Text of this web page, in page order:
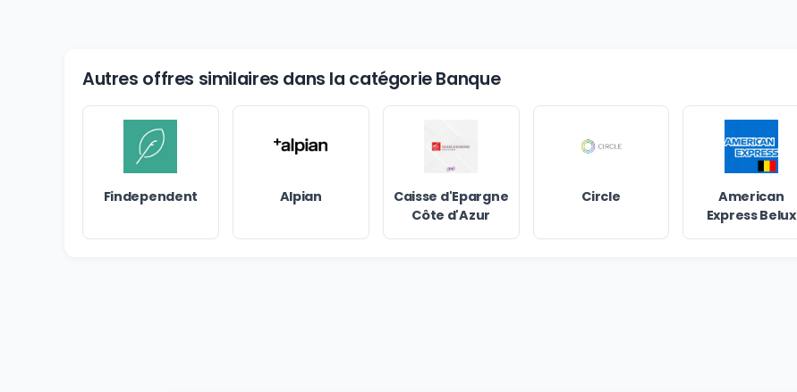
Autres offres similaires dans la catégorie Banque
Findependent Alpian
Caisse d'Epargne
Côte d'Azur
Circle
American
Express Belux